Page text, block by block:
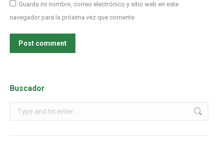
Guarda mi nombre, correo electrónico y sitio web en este
navegador para la próxima vez que comente.
Post comment
Buscador